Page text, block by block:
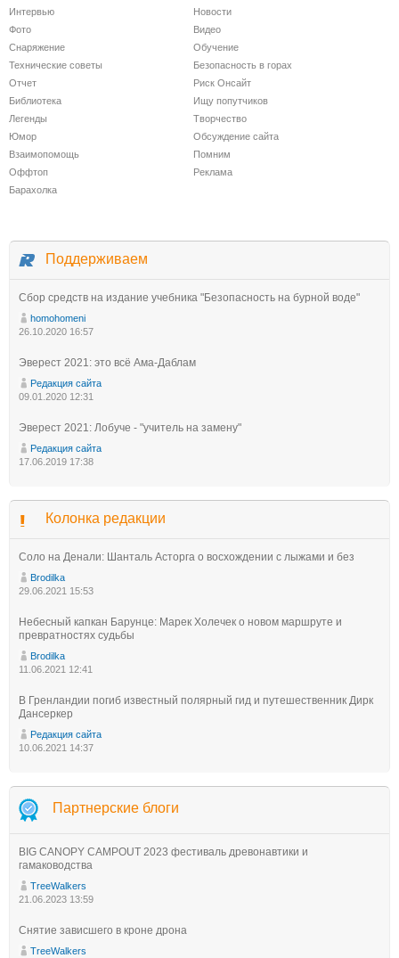
Интервью
Новости
Фото
Видео
Снаряжение
Обучение
Технические советы
Безопасность в горах
Отчет
Риск Онсайт
Библиотека
Ищу попутчиков
Легенды
Творчество
Юмор
Обсуждение сайта
Взаимопомощь
Помним
Оффтоп
Реклама
Барахолка
Поддерживаем
Сбор средств на издание учебника "Безопасность на бурной воде"
homohomeni
26.10.2020 16:57
Эверест 2021: это всё Ама-Даблам
Редакция сайта
09.01.2020 12:31
Эверест 2021: Лобуче - "учитель на замену"
Редакция сайта
17.06.2019 17:38
Колонка редакции
Соло на Денали: Шанталь Асторга о восхождении с лыжами и без
Brodilka
29.06.2021 15:53
Небесный капкан Барунце: Марек Холечек о новом маршруте и
превратностях судьбы
Brodilka
11.06.2021 12:41
В Гренландии погиб известный полярный гид и путешественник Дирк
Дансеркер
Редакция сайта
10.06.2021 14:37
Партнерские блоги
BIG CANOPY CAMPOUT 2023 фестиваль древонавтики и
гамаководства
TreeWalkers
21.06.2023 13:59
Снятие зависшего в кроне дрона
TreeWalkers